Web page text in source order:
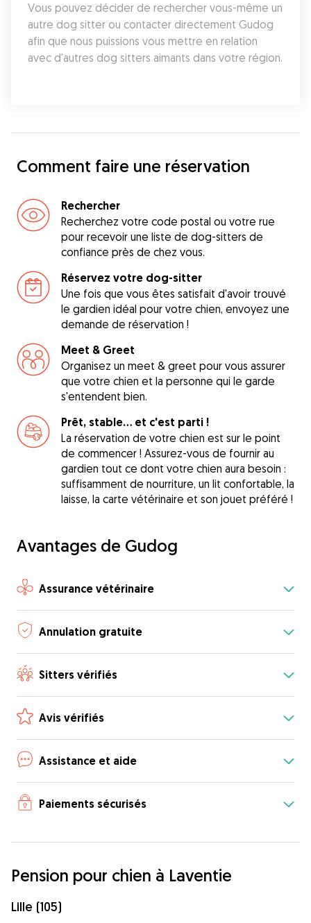
Vous pouvez décider de rechercher vous-même un
autre dog sitter ou contacter directement Gudog
afin que nous puissions vous mettre en relation
avec d'autres dog sitters aimants dans votre région.
Comment faire une réservation
Rechercher
Recherchez votre code postal ou votre rue
pour recevoir une liste de dog-sitters de
confiance près de chez vous.
Réservez votre dog-sitter
Une fois que vous êtes satisfait d'avoir trouvé
le gardien idéal pour votre chien, envoyez une
demande de réservation !
Meet & Greet
Organisez un meet & greet pour vous assurer
que votre chien et la personne qui le garde
s'entendent bien.
Prêt, stable... et c'est parti !
La réservation de votre chien est sur le point
de commencer ! Assurez-vous de fournir au
gardien tout ce dont votre chien aura besoin :
suffisamment de nourriture, un lit confortable, la
laisse, la carte vétérinaire et son jouet préféré !
Avantages de Gudog
Assurance vétérinaire
Annulation gratuite
Sitters vérifiés
Avis vérifiés
Assistance et aide
Paiements sécurisés
Pension pour chien à Laventie
Lille (105)